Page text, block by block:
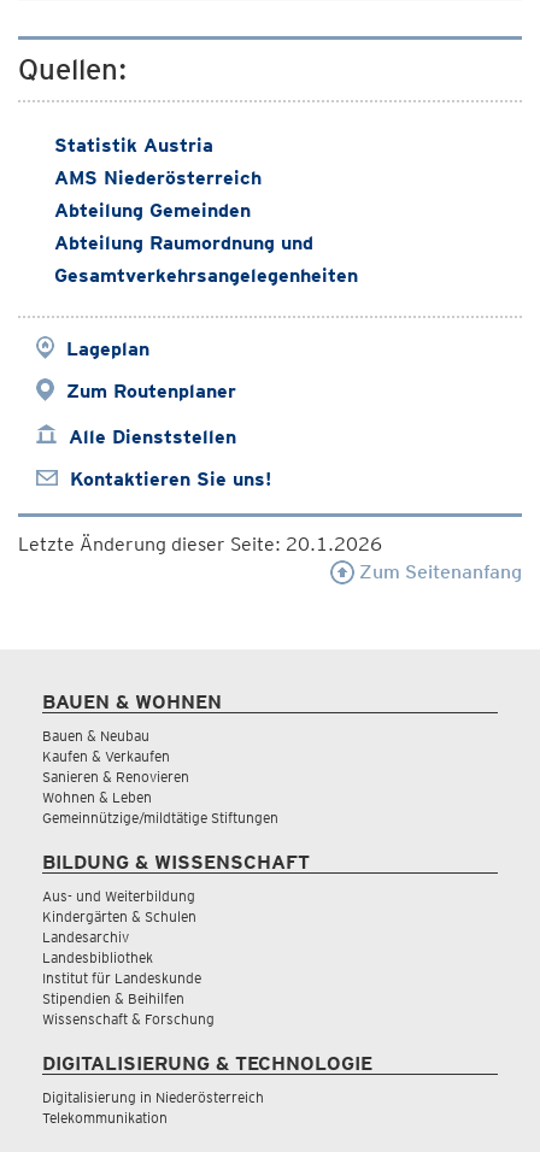
Quellen:
Statistik Austria
AMS Niederösterreich
Abteilung Gemeinden
Abteilung Raumordnung und
Gesamtverkehrsangelegenheiten
Lageplan
Zum Routenplaner
Alle Dienststellen
Kontaktieren Sie uns!
Letzte Änderung dieser Seite: 20.1.2026
Zum Seitenanfang
BAUEN & WOHNEN
Bauen & Neubau
Kaufen & Verkaufen
Sanieren & Renovieren
Wohnen & Leben
Gemeinnützige/mildtätige Stiftungen
BILDUNG & WISSENSCHAFT
Aus- und Weiterbildung
Kindergärten & Schulen
Landesarchiv
Landesbibliothek
Institut für Landeskunde
Stipendien & Beihilfen
Wissenschaft & Forschung
DIGITALISIERUNG & TECHNOLOGIE
Digitalisierung in Niederösterreich
Telekommunikation